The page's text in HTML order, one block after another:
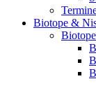
Biotope &
Biotope